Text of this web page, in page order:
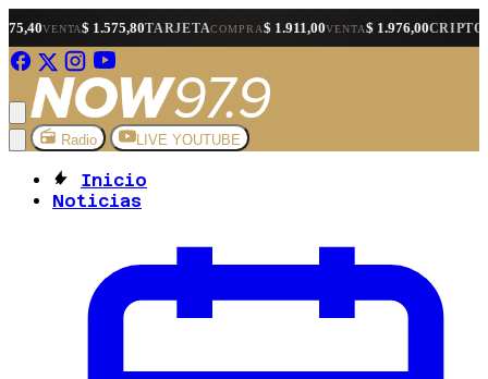
1.575,80TARJETACOMPRA$ 1.911,00VENTA$ 1.976,00CRIPTOCOMPRA$
Radio LIVE YOUTUBE
Inicio
Noticias